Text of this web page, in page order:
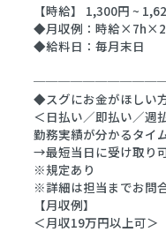
【時給】 1,300円 ~
◆月収例：時給
◆給料日：毎月末日
◆スグにお金がほしい
＜日払い／即払い／週
勤務実績が分かるタイ
→最短当日に受け取り
※規定あり
※詳細は担当までお問
【月収例】
＜月収19万円以上可＞